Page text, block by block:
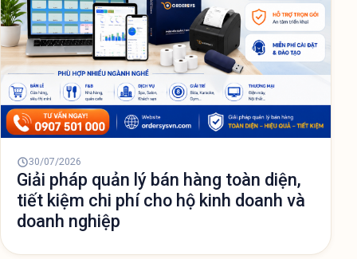
30/07/2026
Giải pháp quản lý bán hàng toàn diện,
tiết kiệm chi phí cho hộ kinh doanh và
doanh nghiệp